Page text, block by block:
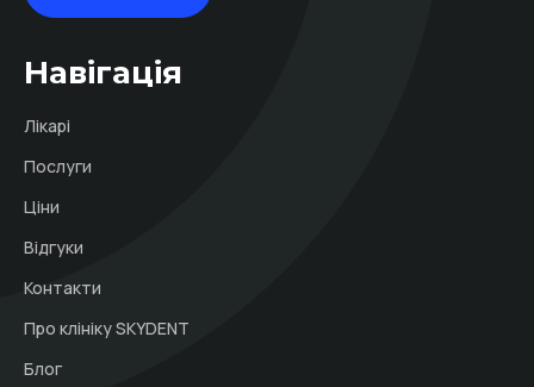
Навігація
Лікарі
Послуги
Ціни
Відгуки
Контакти
Про клініку SKYDENT
Блог